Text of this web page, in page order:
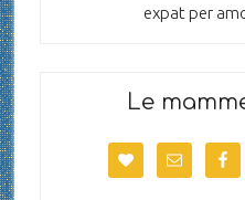
expat per
Le